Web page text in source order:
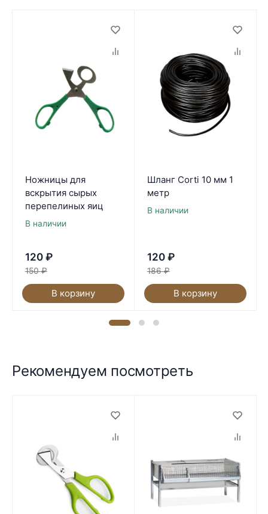
Ножницы для
вскрытия сырых
перепелиных яиц
В наличии
120 ₽
150 ₽
В корзину
Шланг Corti 10 мм 1
метр
В наличии
120 ₽
186 ₽
В корзину
Рекомендуем посмотреть